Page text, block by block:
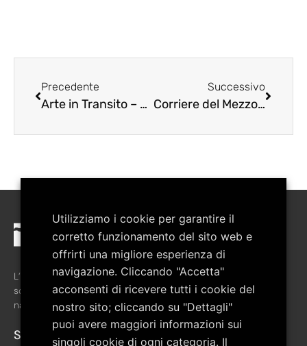
Precedente
Arte in Transito – Exibart.com
Successivo
Corriere del Mezzogiorno – luglio 2010
L’associazione è stata costituita nel febbraio del 2008 allo
scopo di favorire la crescita culturale del territorio del Parco
nazionale del Pollino.
Sitemap
Utilizziamo i cookie per garantire il
corretto funzionamento del sito web e
offrirti una migliore esperienza di
navigazione. Cliccando "Accetta"
acconsenti di ricevere tutti i cookie del
nostro sito; cliccando su "Dettagli"
puoi avere maggiori informazioni sui
singoli cookie di ogni categoria. Il